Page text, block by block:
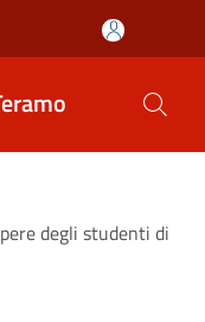
degli studenti di